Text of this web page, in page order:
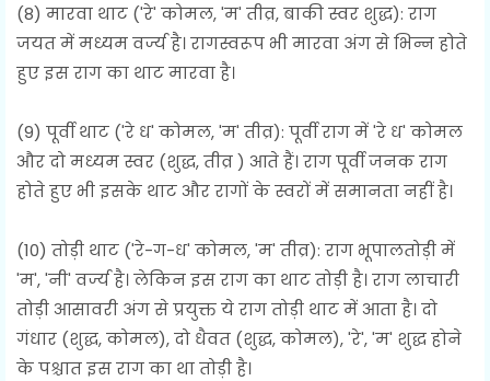
(8) मारवा थाट ('रे' कोमल, 'म' तीव्र, बाकी स्वर शुद्ध): राग
जयत में मध्यम वर्ज्य है। रागस्वरूप भी मारवा अंग से भिन्न होते
हुए इस राग का थाट मारवा है।
(9) पूर्वी थाट ('रे ध' कोमल, 'म' तीव्र): पूर्वी राग में 'रे ध' कोमल
और दो मध्यम स्वर (शुद्ध, तीव्र ) आते हैं। राग पूर्वी जनक राग
होते हुए भी इसके थाट और रागों के स्वरों में समानता नहीं है।
(10) तोड़ी थाट ('रे-ग-ध' कोमल, 'म' तीव्र): राग भूपालतोड़ी में
'म', 'नी' वर्ज्य है। लेकिन इस राग का थाट तोड़ी है। राग लाचारी
तोड़ी आसावरी अंग से प्रयुक्त ये राग तोड़ी थाट में आता है। दो
गंधार (शुद्ध, कोमल), दो धैवत (शुद्ध, कोमल), 'रे', 'म' शुद्ध होने
के पश्चात इस राग का था तोड़ी है।